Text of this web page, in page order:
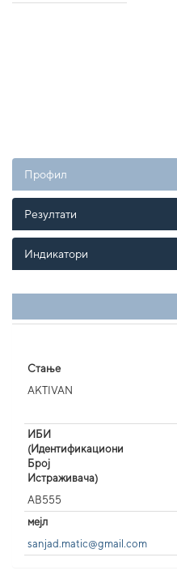
Профил
Резултати
Индикатори
Стање
AKTIVAN
ИБИ
(Идентификациони
Број
Истраживача)
AB555
мејл
sanjad.matic@gmail.com